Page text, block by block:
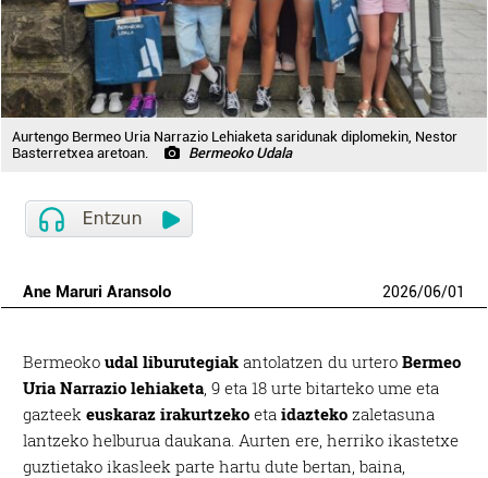
Aurtengo Bermeo Uria Narrazio Lehiaketa saridunak diplomekin, Nestor
Basterretxea aretoan.
Bermeoko Udala
Ane Maruri Aransolo 2026/06/01
Bermeokoudal liburutegiak antolatzen du urteroBermeo
Uria Narrazio lehiaketa , 9 eta 18 urte bitarteko ume eta
gazteekeuskaraz irakurtzeko etaidazteko zaletasuna
lantzeko helburua daukana. Aurten ere, herriko ikastetxe
guztietako ikasleek parte hartu dute bertan, baina,